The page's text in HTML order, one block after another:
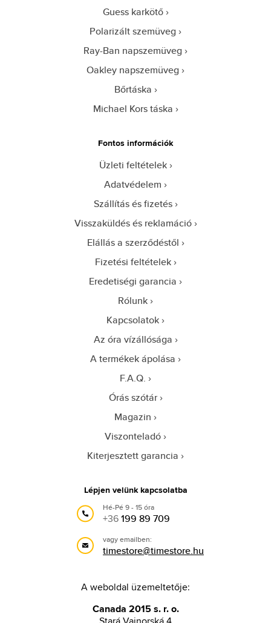
Guess karkötő
Polarizált szemüveg
Ray-Ban napszemüveg
Oakley napszemüveg
Bőrtáska
Michael Kors táska
Fontos információk
Üzleti feltételek
Adatvédelem
Szállítás és fizetés
Visszaküldés és reklamáció
Elállás a szerződéstől
Fizetési feltételek
Eredetiségi garancia
Rólunk
Kapcsolatok
Az óra vízállósága
A termékek ápolása
F.A.Q.
Órás szótár
Magazin
Viszonteladó
Kiterjesztett garancia
Lépjen velünk kapcsolatba
Hé-Pé 9 - 15 óra
+36199 89 709
vagy emailben:
timestore@timestore.hu
A weboldal üzemeltetője:
Canada 2015 s. r. o.